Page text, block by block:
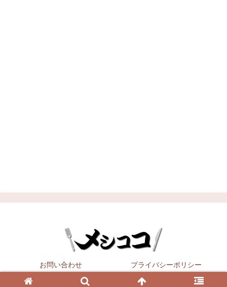
お問い合わせ プライバシーポリシー
Copyright © 2021 All Rights Reserved.